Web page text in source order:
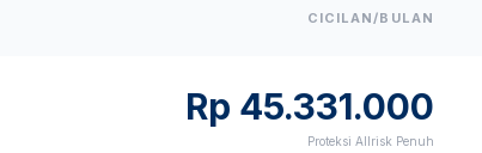
CICILAN/BULAN
Rp 45.331.000
Proteksi Allrisk Penuh